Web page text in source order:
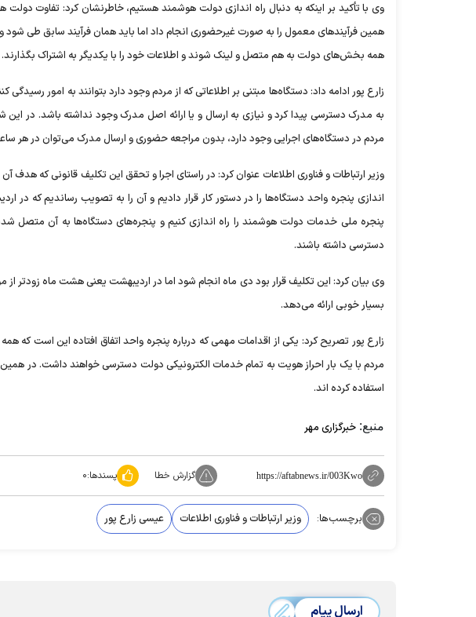
وی با تأکید بر اینکه به دنبال راه اندازی دولت هوشمند هستیم، خاطرنشان کرد: تفاوت
همین فرآیندهای معمول را به صورت غیرحضوری انجام داد اما باید همان فرآیند سابق طی
همه بخش‌های دولت به هم متصل و لینک شوند و اطلاعات خود را با یکدیگر به اشتراک بگذارند.
زارع پور ادامه داد: دستگاه‌ها مبتنی بر اطلاعاتی که از مردم وجود دارد بتوانند به امور
به مدرک دسترسی پیدا کرد و نیازی به ارسال و یا ارائه اصل مدرک وجود نداشته باشد. در این
مردم در دستگاه‌های اجرایی وجود دارد، بدون مراجعه حضوری و ارسال مدرک می‌توان در هر
وزیر ارتباطات و فناوری اطلاعات عنوان کرد: در راستای اجرا و تحقق این تکلیف قانونی که
پنجره ملی خدمات دولت هوشمند را راه اندازی کنیم و پنجره‌های دستگاه‌ها به آن متصل
دسترسی داشته باشند.
وی بیان کرد: این تکلیف قرار بود دی ماه انجام شود اما در اردیبهشت یعنی هشت ماه زودتر از
بسیار خوبی ارائه می‌دهد.
زارع پور تصریح کرد: یکی از اقدامات مهمی که درباره پنجره واحد اتفاق افتاده این است که
مردم با یک بار احراز هویت به تمام خدمات الکترونیکی دولت دسترسی خواهند داشت. در همین
استفاده کرده اند.
منبع: خبرگزاری مهر
https://aftabnews.ir/003Kwo گزارش خطا پسندها:۰
برچسب‌ها: وزیر ارتباطات و فناوری اطلاعات عیسی زارع پور
ارسال پیام